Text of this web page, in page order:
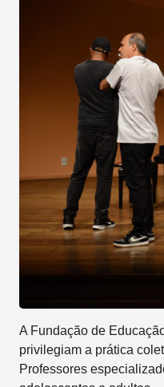
A Fundação de
privilegiam a prática
Professores